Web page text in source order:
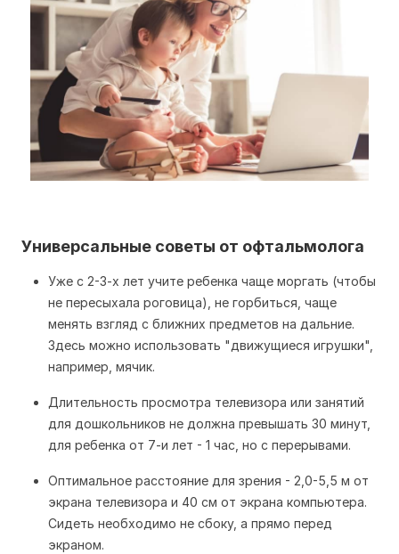
Универсальные советы от офтальмолога
Уже с 2-3-х лет учите ребенка чаще моргать (чтобы
не пересыхала роговица), не горбиться, чаще
менять взгляд с ближних предметов на дальние.
Здесь можно использовать "движущиеся игрушки",
например, мячик.
Длительность просмотра телевизора или занятий
для дошкольников не должна превышать 30 минут,
для ребенка от 7-и лет - 1 час, но с перерывами.
Оптимальное расстояние для зрения - 2,0-5,5 м от
экрана телевизора и 40 см от экрана компьютера.
Сидеть необходимо не сбоку, а прямо перед
экраном.